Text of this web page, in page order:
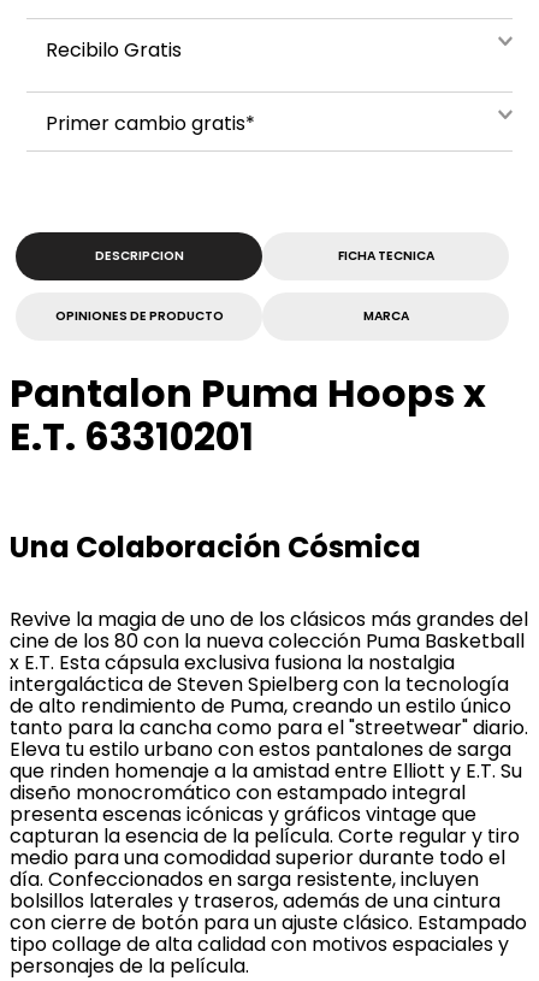
Recibilo Gratis
Primer cambio gratis*
DESCRIPCION FICHA TECNICA
OPINIONES DE PRODUCTO MARCA
Pantalon Puma Hoops x
E.T. 63310201
Una Colaboración Cósmica
Revive la magia de uno de los clásicos más grandes del
cine de los 80 con la nueva colección Puma Basketball
x E.T. Esta cápsula exclusiva fusiona la nostalgia
intergaláctica de Steven Spielberg con la tecnología
de alto rendimiento de Puma, creando un estilo único
tanto para la cancha como para el "streetwear" diario.
Eleva tu estilo urbano con estos pantalones de sarga
que rinden homenaje a la amistad entre Elliott y E.T. Su
diseño monocromático con estampado integral
presenta escenas icónicas y gráficos vintage que
capturan la esencia de la película. Corte regular y tiro
medio para una comodidad superior durante todo el
día. Confeccionados en sarga resistente, incluyen
bolsillos laterales y traseros, además de una cintura
con cierre de botón para un ajuste clásico. Estampado
tipo collage de alta calidad con motivos espaciales y
personajes de la película.